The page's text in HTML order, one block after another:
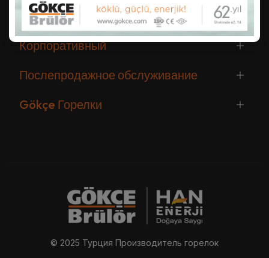
Корпоративный
Послепродажное обслуживание
Gökçe Горелки
© 2025 Турция Производитель горелок